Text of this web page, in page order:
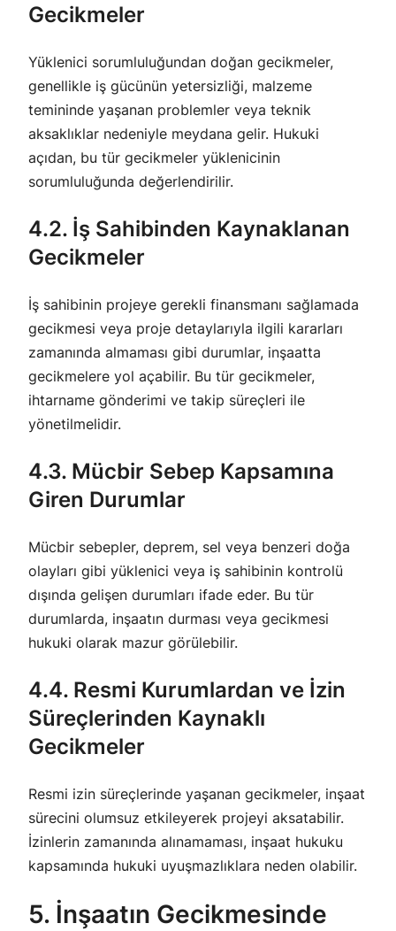
Gecikmeler
Yüklenici sorumluluğundan doğan gecikmeler,
genellikle iş gücünün yetersizliği, malzeme
temininde yaşanan problemler veya teknik
aksaklıklar nedeniyle meydana gelir. Hukuki
açıdan, bu tür gecikmeler yüklenicinin
sorumluluğunda değerlendirilir.
4.2. İş Sahibinden Kaynaklanan
Gecikmeler
İş sahibinin projeye gerekli finansmanı sağlamada
gecikmesi veya proje detaylarıyla ilgili kararları
zamanında almaması gibi durumlar, inşaatta
gecikmelere yol açabilir. Bu tür gecikmeler,
ihtarname gönderimi ve takip süreçleri ile
yönetilmelidir.
4.3. Mücbir Sebep Kapsamına
Giren Durumlar
Mücbir sebepler, deprem, sel veya benzeri doğa
olayları gibi yüklenici veya iş sahibinin kontrolü
dışında gelişen durumları ifade eder. Bu tür
durumlarda, inşaatın durması veya gecikmesi
hukuki olarak mazur görülebilir.
4.4. Resmi Kurumlardan ve İzin
Süreçlerinden Kaynaklı
Gecikmeler
Resmi izin süreçlerinde yaşanan gecikmeler, inşaat
sürecini olumsuz etkileyerek projeyi aksatabilir.
İzinlerin zamanında alınamaması, inşaat hukuku
kapsamında hukuki uyuşmazlıklara neden olabilir.
5. İnşaatın Gecikmesinde